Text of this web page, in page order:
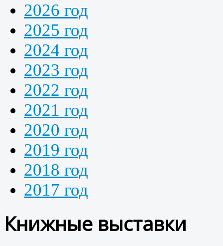
2026 год
2025 год
2024 год
2023 год
2022 год
2021 год
2020 год
2019 год
2018 год
2017 год
Книжные выставки